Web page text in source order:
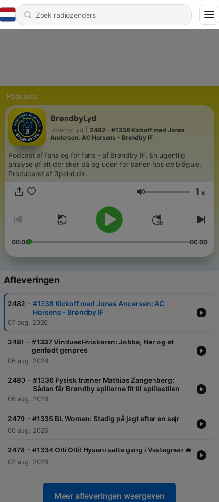
Podcasts
BrøndbyLyd
BrøndbyLyd
2482 - #1338 Kickoff med Jonas
Andersen: AC Horsens - Brøndby IF
Podcast af fans og for fans - af Brøndby IF. En ugentlig
analyse af alt der sker på og uden for banen hos de blågule.
Produceret af 3point.dk.
Volume 1 x
00:00 00:00
Afleveringen
2482 - #1338 Kickoff med Jonas Andersen: AC
Horsens - Brøndby IF
07 aug. 2026
2481 - #1337 VinduesHviskeren: Jobbe, Nør og et
genfødt genpres
06 aug. 2026
2480 - #1336 Fysisk træner Mathias Zangenberg:
Sådan får Brøndby spillerne fit til spillestilen
06 aug. 2026
2479 - #1335 BL Women: Stadig på jagt efter en sejr
06 aug. 2026
2478 - #1334 Olti Olti! Hyseni satte gang i Vestegnen 🔥
02 aug. 2026
Meer afleveringen weergeven